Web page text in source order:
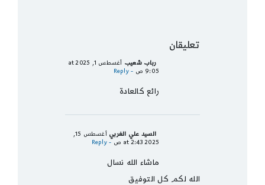
تعليقان
رباب شعيب
أغسطس 1, 2025 at
9:05 ص
- Reply
رائع كالعادة
السيد علي الغربي
أغسطس 15,
2025 at 2:43 ص
- Reply
ماشاء الله نسال
الله لكم كل التوفيق